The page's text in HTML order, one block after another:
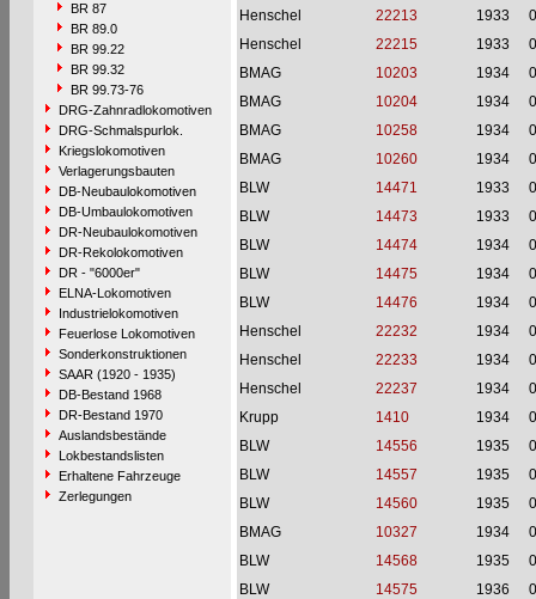
BR 87
BR 89.0
BR 99.22
BR 99.32
BR 99.73-76
DRG-Zahnradlokomotiven
DRG-Schmalspurlok.
Kriegslokomotiven
Verlagerungsbauten
DB-Neubaulokomotiven
DB-Umbaulokomotiven
DR-Neubaulokomotiven
DR-Rekolokomotiven
DR - "6000er"
ELNA-Lokomotiven
Industrielokomotiven
Feuerlose Lokomotiven
Sonderkonstruktionen
SAAR (1920 - 1935)
DB-Bestand 1968
DR-Bestand 1970
Auslandsbestände
Lokbestandslisten
Erhaltene Fahrzeuge
Zerlegungen
Henschel
22213 1933
Henschel
22215 1933
BMAG
10203 1934
BMAG
10204 1934
BMAG
10258 1934
BMAG
10260 1934
BLW
14471 1933
BLW
14473 1933
BLW
14474 1934
BLW
14475 1934
BLW
14476 1934
Henschel
22232 1934
Henschel
22233 1934
Henschel
22237 1934
Krupp
1410 1934
BLW
14556 1935
BLW
14557 1935
BLW
14560 1935
BMAG
10327 1934
BLW
14568 1935
BLW
14575 1936